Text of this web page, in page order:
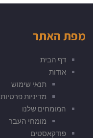
מפת האתר
דף הבית
אודות
תנאי שימוש
מדיניות פרטיות
המומחים שלנו
מומחי העבר
פודקאסטים